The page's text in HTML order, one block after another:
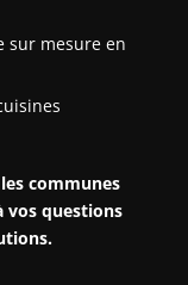
sur mesure en
communes
vos questions